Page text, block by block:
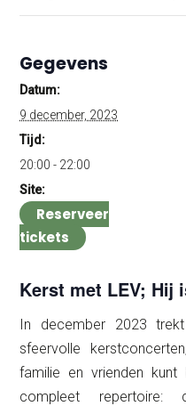
Kerst met LEV; Hij
In december 2023
sfeervolle
familie en vrienden
compleet repertoire:
Gegevens
Datum:
9 december, 2023
Tijd:
20:00 - 22:00
Site:
Reserveer
tickets